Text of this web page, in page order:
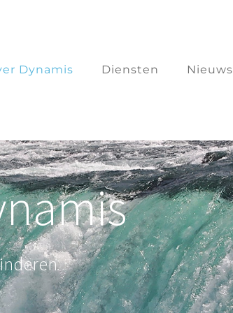
Dynamis Diensten Nieuws